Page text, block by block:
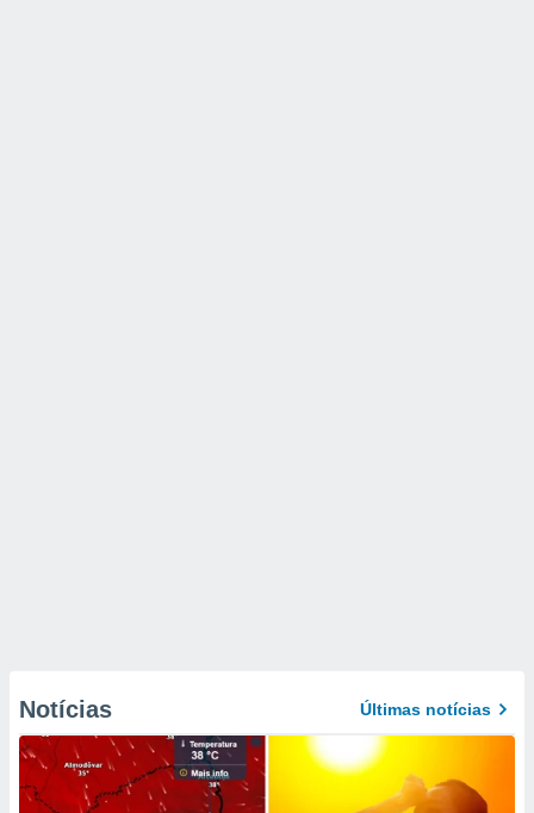
Notícias Últimas notícias